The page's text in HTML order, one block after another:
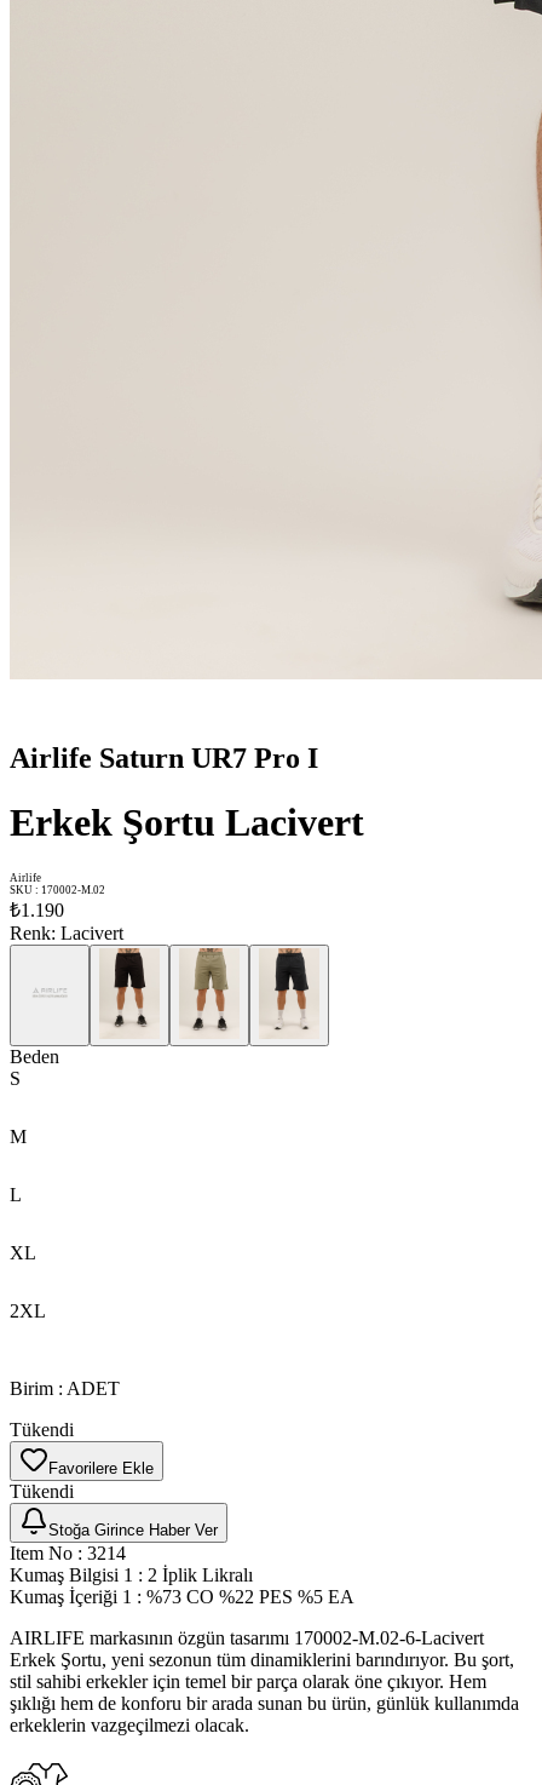
Airlife Saturn UR7 Pro I
Erkek Şortu Lacivert
Airlife
SKU : 170002-M.02
₺1.190
Renk: Lacivert
Beden
S
M
L
XL
2XL
Birim : ADET
Tükendi
Favorilere Ekle
Tükendi
Stoğa Girince Haber Ver
Item No : 3214
Kumaş Bilgisi 1 : 2 İplik Likralı
Kumaş İçeriği 1 : %73 CO %22 PES %5 EA
AIRLIFE markasının özgün tasarımı 170002-M.02-6-Lacivert
Erkek Şortu, yeni sezonun tüm dinamiklerini barındırıyor. Bu şort,
stil sahibi erkekler için temel bir parça olarak öne çıkıyor. Hem
şıklığı hem de konforu bir arada sunan bu ürün, günlük kullanımda
erkeklerin vazgeçilmezi olacak.